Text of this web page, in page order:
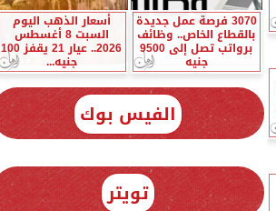
3070 فرصة عمل جديدة
بالقطاع الخاص.. وظائف
برواتب تصل إلى 9500
جنيه
أسعار الذهب اليوم
السبت 8 أغسطس
2026.. عيار 21 يقفز 100
جنيه...
الفيس بوك
تويتر